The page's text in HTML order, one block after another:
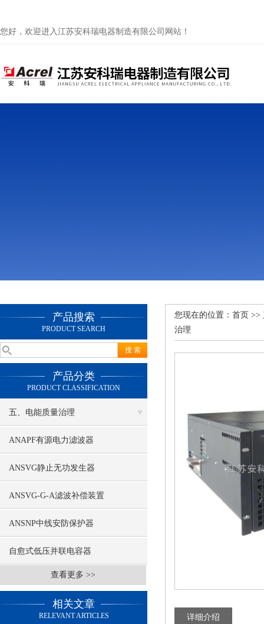
您好，欢迎进入江苏安科瑞电器制造有限公司网站！
产品搜索
PRODUCT SEARCH
产品分类
PRODUCT CLASSIFICATION
五、电能质量治理
ANAPF有源电力滤波器
ANSVG静止无功发生器
ANSVG-G-A滤波补偿装置
ANSNP中线安防保护器
自愈式低压并联电容器
查看更多 >>
相关文章
RELEVANT ARTICLES
您现在的位置： 首页 >>
治理
详细介绍